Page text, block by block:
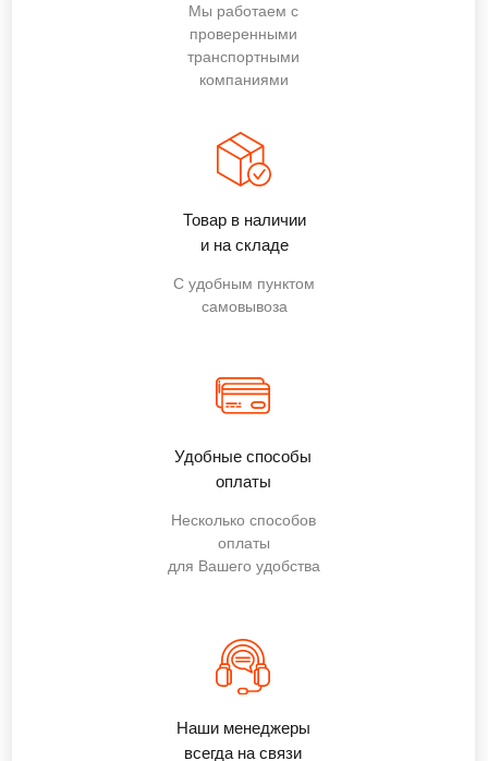
Товар в наличии
и на складе
Удобные способы
оплаты
Наши менеджеры
всегда на связи
Мы работаем с
проверенными
транспортными
компаниями
С удобным пунктом
самовывоза
Несколько способов
оплаты
для Вашего удобства